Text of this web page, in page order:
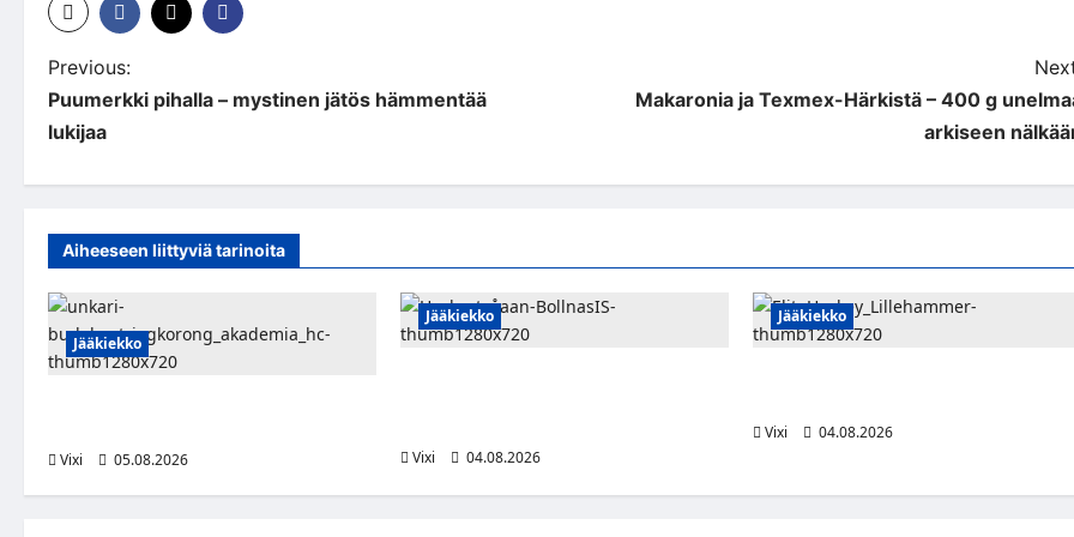
P
o
n
a
v
i
a
t
Previous:
Puumerkki pihalla – mystinen jätös hämmentää
lukijaa
Makaronia ja Texmex-Härkistä – 400 g
arkiseen
Aiheeseen liittyviä tarinoita
Jääkiekko
Vixi
05.08.2026
Jääkiekko
Vixi
04.08.2026
Jääkiekko
Vixi
04.08.2026